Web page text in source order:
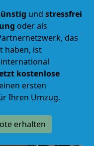
und stressfrei
oder als
das
haben, ist
kostenlose
ersten
Ihren Umzug.
erhalten